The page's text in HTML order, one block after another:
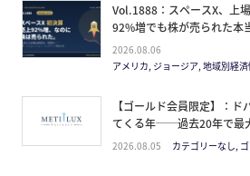
Vol.1888：スペースX、上
92%増でも株が売られた本
の買い方。
2026.08.06
アメリカ, ジョージア, 地域別経
【ゴールド会員限定】：
てくる年──過去20年で最
ミサイルが崩した“安全神話
2026.08.05 カテゴリーなし,